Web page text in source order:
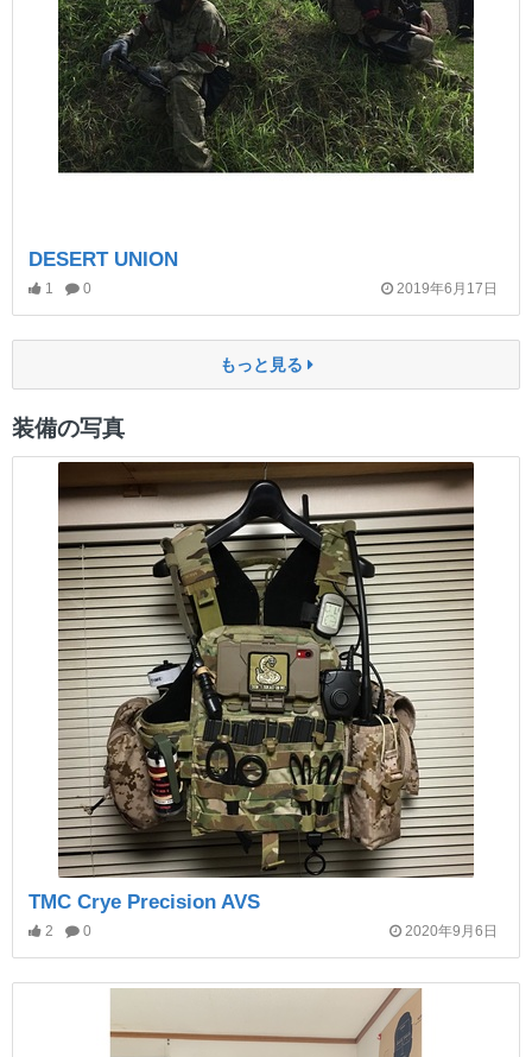
DESERT UNION
1 0 2019年6月17日
もっと見る
装備の写真
TMC Crye Precision AVS
2 0 2020年9月6日